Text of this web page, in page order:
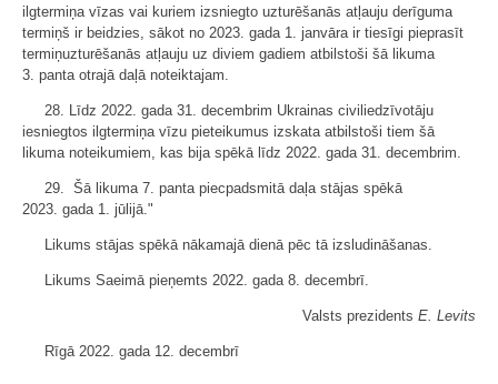
ilgtermiņa vīzas vai kuriem izsniegto uzturēšanās atļauju derīguma
termiņš ir beidzies, sākot no 2023. gada 1. janvāra ir tiesīgi pieprasīt
termiņuzturēšanās atļauju uz diviem gadiem atbilstoši šā likuma
3. panta otrajā daļā noteiktajam.
28. Līdz 2022. gada 31. decembrim Ukrainas civiliedzīvotāju
iesniegtos ilgtermiņa vīzu pieteikumus izskata atbilstoši tiem šā
likuma noteikumiem, kas bija spēkā līdz 2022. gada 31. decembrim.
29. Šā likuma 7. panta piecpadsmitā daļa stājas spēkā
2023. gada 1. jūlijā."
Likums stājas spēkā nākamajā dienā pēc tā izsludināšanas.
Likums Saeimā pieņemts 2022. gada 8. decembrī.
Valsts prezidents E. Levits
Rīgā 2022. gada 12. decembrī